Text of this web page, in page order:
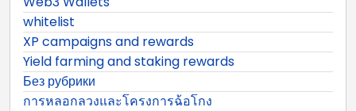
whitelist
XP campaigns and rewards
Yield farming and staking rewards
Без рубрики
การหลอกลวงและโครงการฉ้อโกง